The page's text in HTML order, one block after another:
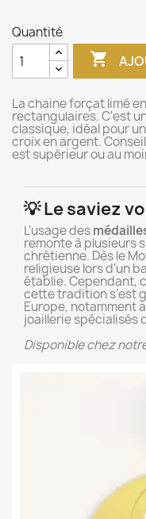
Quantité

La chaine forçat limé
rectangulaires. C'est
classique, idéal pour
croix en argent.
est supérieur ou au
💡 Le saviez
L'usage des
remonte à plusieurs
chrétienne. Dès le
religieuse lors d'un
établie. Cependant,
cette tradition s’est
Europe, notamment
joaillerie spécialisés
Disponible chez